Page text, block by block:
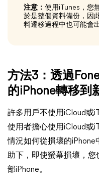
注意： 使用iTunes，您
於是整個資料備份，因
料遷移過程中也可能會
方法3：透過
的iPhone轉移到
許多用戶不使用iCloud或
使用者擔心使用iCloud或
情況如何從損壞的iPhone
助下，即使螢幕損壞，您
部iPhone。